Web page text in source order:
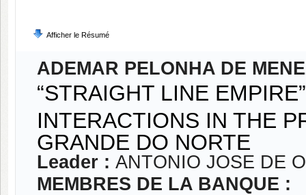
Afficher le Résumé
ADEMAR PELONHA DE
“STRAIGHT LINE
INTERACTIONS IN THE
GRANDE DO NORTE
Leader : ANTONIO JOSE DE
MEMBRES DE LA BANQUE :